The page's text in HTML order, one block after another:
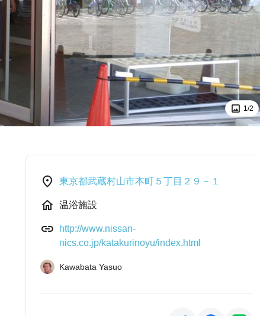
1/2
東京都武蔵村山市本町５丁目２９－１
温浴施設
http://www.nissan-
nics.co.jp/katakurinoyu/index.html
Kawabata Yasuo